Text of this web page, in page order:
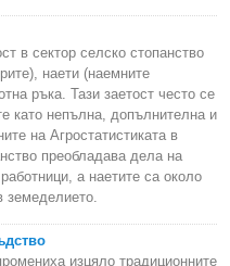
в сектор селско стопанство
наети (наемните
ръка. Тази заетост често се
като непълна, допълнителна и
на Агростатистиката в
преобладава дела на
а наетите са около
земеделието.
изцяло традиционните